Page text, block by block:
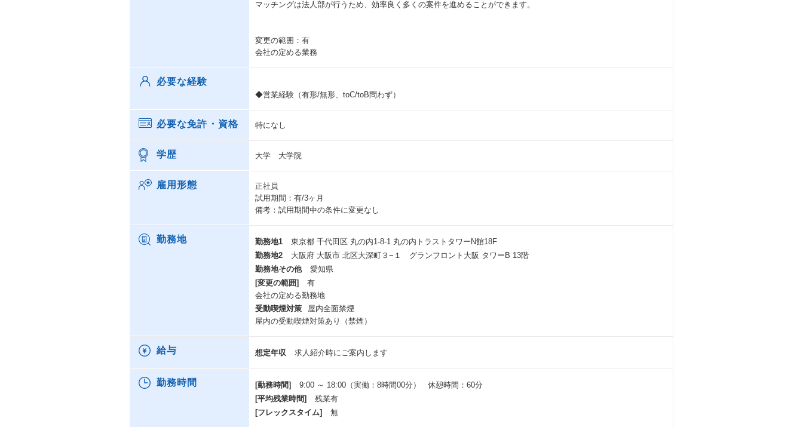
マッチングは法人部が行うため、効率良く多くの案件を進めることができます。
変更の範囲：有
会社の定める業務
必要な経験
◆営業経験（有形/無形、toC/toB問わず）
必要な免許・資格 特になし
学歴 大学 大学院
雇用形態
正社員
試用期間：有/3ヶ月
備考：試用期間中の条件に変更なし
勤務地 勤務地1
東京都 千代田区 丸の内1-8-1 丸の内トラストタワーN館18F
勤務地2
大阪府 大阪市 北区大深町３−１ グランフロント大阪 タワーB 13階
勤務地その他
愛知県
[変更の範囲]
有
会社の定める勤務地
受動喫煙対策
屋内全面禁煙
屋内の受動喫煙対策あり（禁煙）
給与 想定年収 求人紹介時にご案内します
勤務時間 [勤務時間]
9:00 ～ 18:00（実働：8時間00分） 休憩時間：60分
[平均残業時間]
残業有
[フレックスタイム]
無